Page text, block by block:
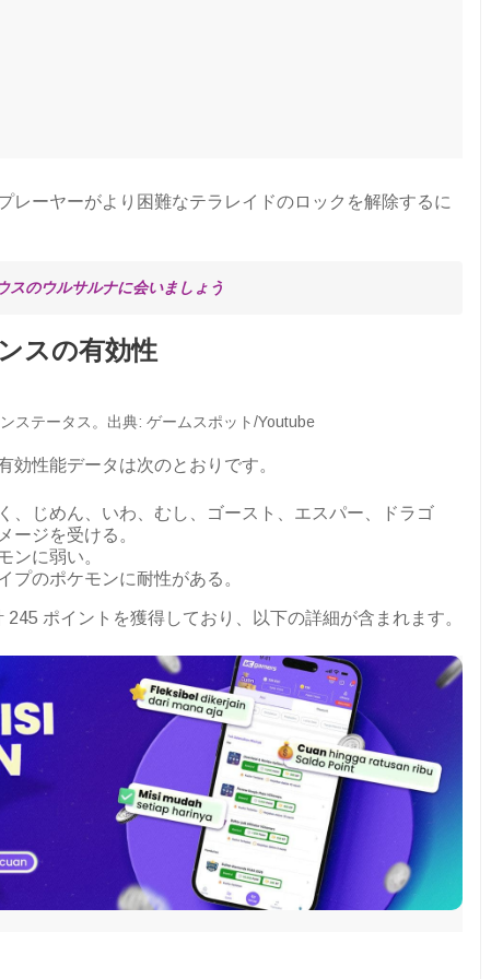
レーヤーがより困難なテラレイドのロックを解除するに
スのウルサルナに会いましょう
スの有効性
ステータス。出典: ゲームスポット/Youtube
効性能データは次のとおりです。
、じめん、いわ、むし、ゴースト、エスパー、ドラゴ
ージを受ける。
ンに弱い。
プのポケモンに耐性がある。
ポイントを獲得しており、以下の詳細が含まれます。